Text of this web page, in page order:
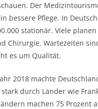
Der
bessere Pflege. In
stationär. Viele
Chirurgie. Wartezeiten
es um Qualität.
2018 machte
durch Länder wie
machen 75 Prozent